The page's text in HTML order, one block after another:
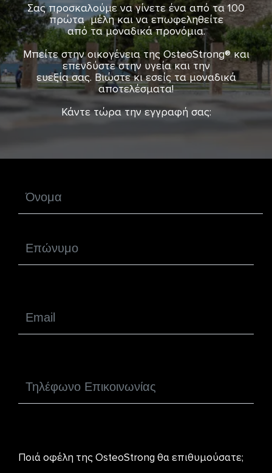
Σας προσκαλούμε να γίνετε ένα από τα 100
πρώτα μέλη και να επωφεληθείτε
από τα μοναδικά προνόμια.
Μπείτε στην οικογένεια της OsteoStrong® και
επενδύστε στην υγεία και την
ευεξία σας. Βιώστε κι εσείς τα μοναδικά
αποτελέσματα!
Κάντε τώρα την εγγραφή σας:
Ποιά οφέλη της OsteoStrong θα επιθυμούσατε;